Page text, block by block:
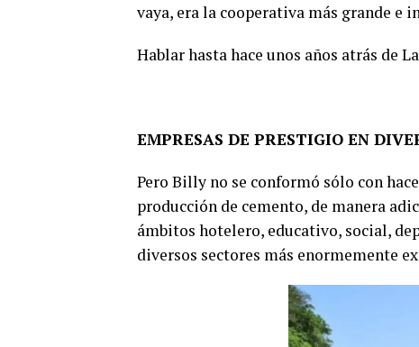
vaya, era la cooperativa más grande e
Hablar hasta hace unos años atrás de
EMPRESAS DE PRESTIGIO EN
Pero Billy no se conformó sólo con
producción de cemento, de manera
ámbitos hotelero, educativo, social,
diversos sectores más enormemente